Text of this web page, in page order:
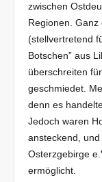
zwischen
Regionen.
(stellvertretend
Botschen” aus
überschreiten
geschmiedet.
denn es
Jedoch waren
ansteckend,
Osterzgebir­ge
ermöglicht.